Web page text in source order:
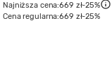
Najniższa cena:669 zł-25%
Cena regularna:669 zł-25%